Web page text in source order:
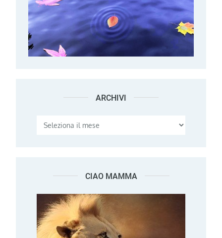
ARCHIVI Archivi
CIAO MAMMA